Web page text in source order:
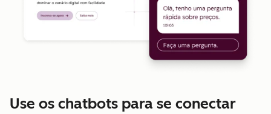
Use os chatbots para se conectar